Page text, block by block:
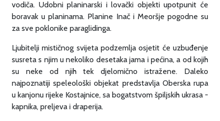
vodiča. Udobni planinarski i lovački objekti upotpunit će
boravak u planinama. Planine Inač i Meoršje pogodne su
za sve poklonike paraglidinga.
Ljubitelji mističnog svijeta podzemlja osjetit će uzbuđenje
susreta s njim u nekoliko desetaka jama i pećina, a od kojih
su neke od njih tek djelomično istražene. Daleko
najpoznatiji speleološki objekat predstavlja Oberska rupa
u kanjonu rijeke Kostajnice, sa bogatstvom špiljskih ukrasa -
kapnika, preljeva i draperija.